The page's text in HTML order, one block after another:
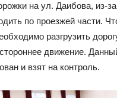
на ул. Даибова, из-
по проезжей части.
разгрузить
движение.
и взят на контроль.